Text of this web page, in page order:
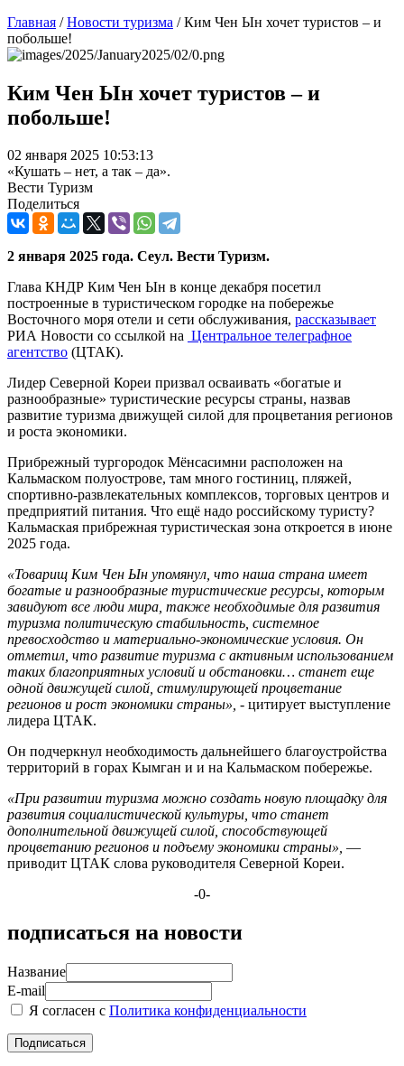
Главная /Новости туризма /Ким Чен Ын хочет туристов – и
побольше!
Ким Чен Ын хочет туристов – и
побольше!
02 января 2025 10:53:13
«Кушать – нет, а так – да».
Вести Туризм
Поделиться
2 января 2025 года. Сеул. Вести Туризм.
Глава КНДР Ким Чен Ын в конце декабря посетил
построенные в туристическом городке на побережье
Восточного моря отели и сети обслуживания, рассказывает
РИА Новости со ссылкой на Центральное телеграфное
агентство (ЦТАК).
Лидер Северной Кореи призвал осваивать «богатые и
разнообразные» туристические ресурсы страны, назвав
развитие туризма движущей силой для процветания регионов
и роста экономики.
Прибрежный тургородок Мёнсасимни расположен на
Кальмаском полуострове, там много гостиниц, пляжей,
спортивно-развлекательных комплексов, торговых центров и
предприятий питания. Что ещё надо российскому туристу?
Кальмаская прибрежная туристическая зона откроется в июне
2025 года.
«Товарищ Ким Чен Ын упомянул, что наша страна имеет
богатые и разнообразные туристические ресурсы, которым
завидуют все люди мира, также необходимые для развития
туризма политическую стабильность, системное
превосходство и материально-экономические условия. Он
отметил, что развитие туризма с активным использованием
таких благоприятных условий и обстановки… станет еще
одной движущей силой, стимулирующей процветание
регионов и рост экономики страны», - цитирует выступление
лидера ЦТАК.
Он подчеркнул необходимость дальнейшего благоустройства
территорий в горах Кымган и и на Кальмаском побережье.
«При развитии туризма можно создать новую площадку для
развития социалистической культуры, что станет
дополнительной движущей силой, способствующей
процветанию регионов и подъему экономики страны», —
приводит ЦТАК слова руководителя Северной Кореи.
-0-
подписаться на новости
Название
E-mail
Я согласен с Политика конфиденциальности